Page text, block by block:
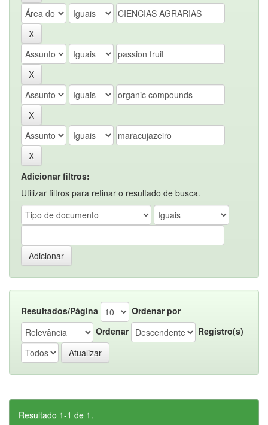
Adicionar filtros:
Utilizar filtros para refinar o resultado de busca.
Resultados/Página
Ordenar por
Ordenar
Registro(s)
Resultado 1-1 de 1.